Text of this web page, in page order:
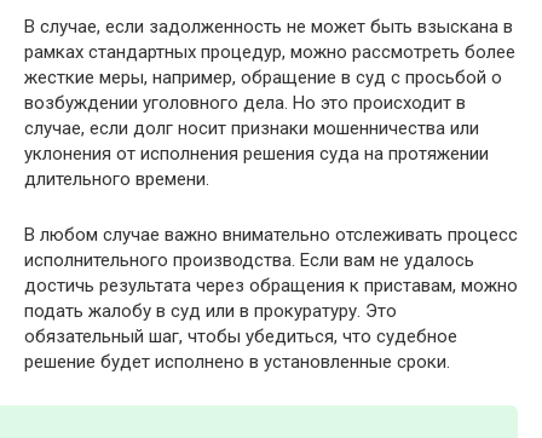
В случае, если задолженность не может быть взыскана в
рамках стандартных процедур, можно рассмотреть более
жесткие меры, например, обращение в суд с просьбой о
возбуждении уголовного дела. Но это происходит в
случае, если долг носит признаки мошенничества или
уклонения от исполнения решения суда на протяжении
длительного времени.
В любом случае важно внимательно отслеживать процесс
исполнительного производства. Если вам не удалось
достичь результата через обращения к приставам, можно
подать жалобу в суд или в прокуратуру. Это
обязательный шаг, чтобы убедиться, что судебное
решение будет исполнено в установленные сроки.